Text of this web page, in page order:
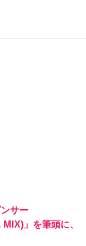
く
サー
」を筆頭に、